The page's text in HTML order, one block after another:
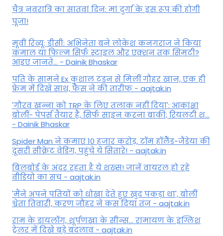
चैत्र नवरात्रि का सातवां दिन: मां दुर्गा के इस रूप की होगी
पूजा!
मूवी रिव्यू: डीसी: अभिनेता बने लोकेश कनगराज ने किया
कमाल या फिल्म सिर्फ स्टाइल और एक्शन तक सिमटी?
आइए जानते... - Dainik Bhaskar
पति के सामने Ex कुशाल टंडन से मिलीं गौहर खान, एक ही
फ्रेम में दिखे साथ, फैंस ने की तारीफ - aajtak.in
'गौरव खन्ना को TRP के लिए तलाक नहीं दिया': आकांक्षा
बोलीं- पेपर्स तैयार हैं, सिर्फ साइन करना बाकी; रियलटी श...
- Dainik Bhaskar
Spider Man ने कमाए 10 हजार करोड़, टॉम हॉलैेंड-जैंडेया की
दूसरी सीक्रेट वेडिंग, पहुंचे ये सितारे! - aajtak.in
बिलबोर्ड के अंदर रहता है ये शख्स! जानें वायरल हो रहे
वीडियो का सच - aajtak.in
'मैंने अपने पतियों को धोखा देते हुए खुद पकड़ा था', बोलीं
श्वेता तिवारी, करण जौहर ने कस दिया तंज - aajtak.in
राम के डायलॉग, शूर्पणखा के सीन्स... रामायण के इंग्लिश
ट्रेलर में दिखे बड़े बदलाव - aajtak.in